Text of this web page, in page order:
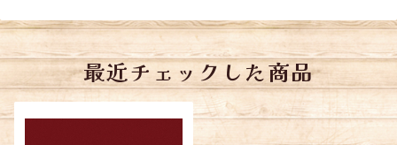
最近チェックした商品